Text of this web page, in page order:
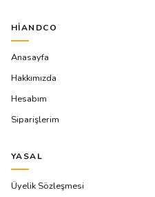
HIANDCO
Anasayfa
Hakkımızda
Hesabım
Siparişlerim
YASAL
Üyelik Sözleşmesi